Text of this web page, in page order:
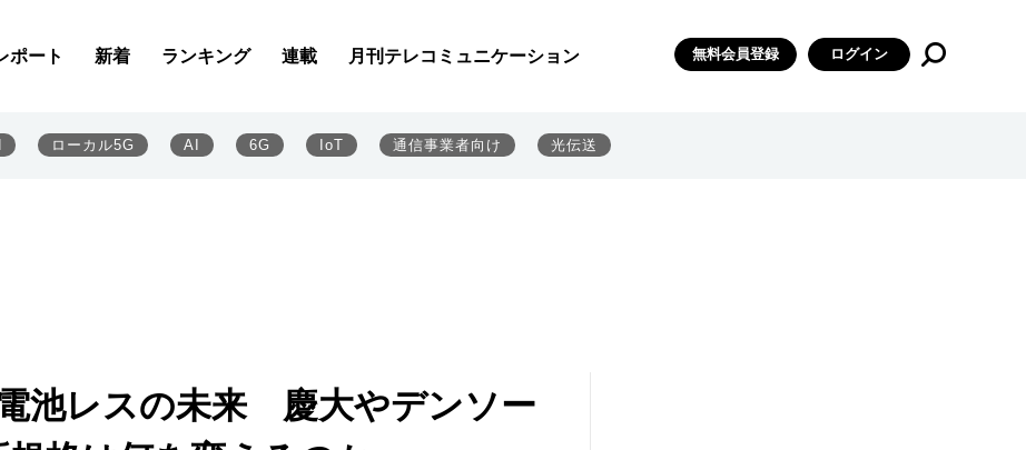
ポート 新着 ランキング 連載 月刊テレコミュニケーション 無料会員登録 ログイン
ローカル5G AI 6G IoT 通信事業者向け 光伝送
池レスの未来 慶大やデンソー